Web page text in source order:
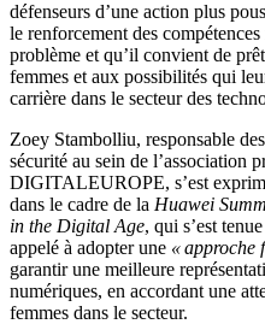
défenseurs d’une action plus
le renforcement des
problème et qu’il convient de
femmes et aux possibilités qui
carrière dans le secteur des
Zoey Stambolliu, responsable
sécurité au sein de l’association
DIGITALEUROPE, s’est
dans le cadre de la Huawei
in the Digital Age, qui s’est
appelé à adopter une « approche
garantir une meilleure
numériques, en accordant une
femmes dans le secteur.